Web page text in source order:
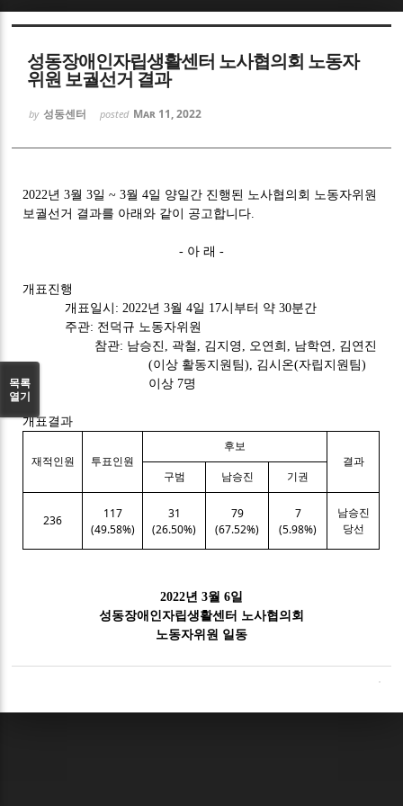
성동장애인자립생활센터 노사협의회 노동자
위원 보궐선거 결과
by 성동센터 posted Mar 11, 2022
2022년3월3일~ 3월4일 양일간 진행된 노사협의회 노동자위원
보궐선거 결과를 아래와 같이 공고합니다
- 아 래 -
개표진행
개표일시 : 2022년3월4일 17시부터 약30분간
주관: 전덕규 노동자위원
참관: 남승진 곽철 김지영 오연희 남학연
김연진
(이상 활동지원팀), 김시온(자립지원팀)
이상 7명
개표결과
재적인원 투표인원
후보
결과
구범
남승진 기권
236 117 31 79 7
남승진
당선
(49.58%) (26.50%) (67.52%) (5.98%)
2022년 3월 6일
성동장애인자립생활센터 노사협의회
노동자위원 일동
목록
열기
Sketchbook5, 스케치북5
Sketchbook5, 스케치북5